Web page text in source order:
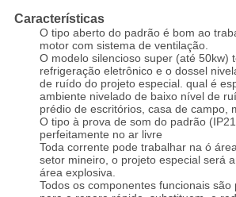
Características
O tipo aberto do padrão é bom ao
motor com sistema de ventilação.
O modelo silencioso super (até 50kw)
refrigeração eletrônico e o dossel
de ruído do projeto especial. qual é
ambiente nivelado de baixo nível de
prédio de escritórios, casa de campo,
O tipo à prova de som do padrão
perfeitamente no ar livre
Toda corrente pode trabalhar na ó
setor mineiro, o projeto especial será
área explosiva.
Todos os componentes funcionais são